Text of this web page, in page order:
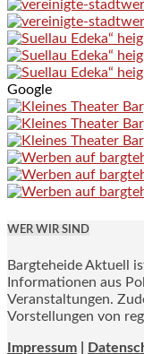
Google
WER WIR SIND
Bargteheide Aktuell
Informationen aus
Veranstaltungen.
Vorstellungen von
Impressum